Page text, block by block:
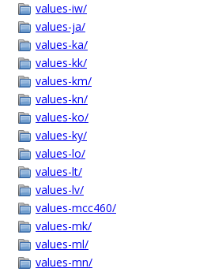
values-iw/
values-ja/
values-ka/
values-kk/
values-km/
values-kn/
values-ko/
values-ky/
values-lo/
values-lt/
values-lv/
values-mcc460/
values-mk/
values-ml/
values-mn/